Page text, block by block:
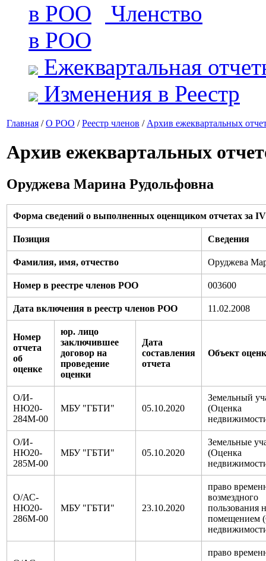
Членство
в РОО
Ежеквартальная
Изменения в Реестр
Главная /О РОО /Реестр членов / Архив ежеквартальных
Архив ежеквартальных
Оруджева Марина Рудольфовна
Форма сведений о выполненных оценщиком отчетах за IV
Позиция Сведения
Фамилия, имя, отчество Оруджева
Номер в реестре членов РОО 003600
Дата включения в реестр членов РОО 11.02.2008
Номер
отчета
об
оценке
юр. лицо
заключившее
договор на
проведение
оценки
Дата
составления
отчета
Объект
О/И-
НЮ20-
284М-00
МБУ "ГБТИ" 05.10.2020
Земельный
(Оценка
О/И-
НЮ20-
285М-00
МБУ "ГБТИ" 05.10.2020
Земельные
(Оценка
О/АС-
НЮ20-
286М-00
МБУ "ГБТИ" 23.10.2020
право
возмездного
пользования
помещением
право